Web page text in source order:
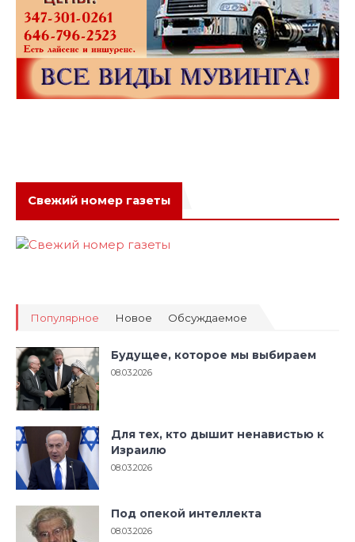
Свежий номер газеты
Популярное Новое Обсуждаемое
Будущее, которое мы выбираем
08.03.2026
Для тех, кто дышит ненавистью к
Израилю
08.03.2026
Под опекой интеллекта
08.03.2026